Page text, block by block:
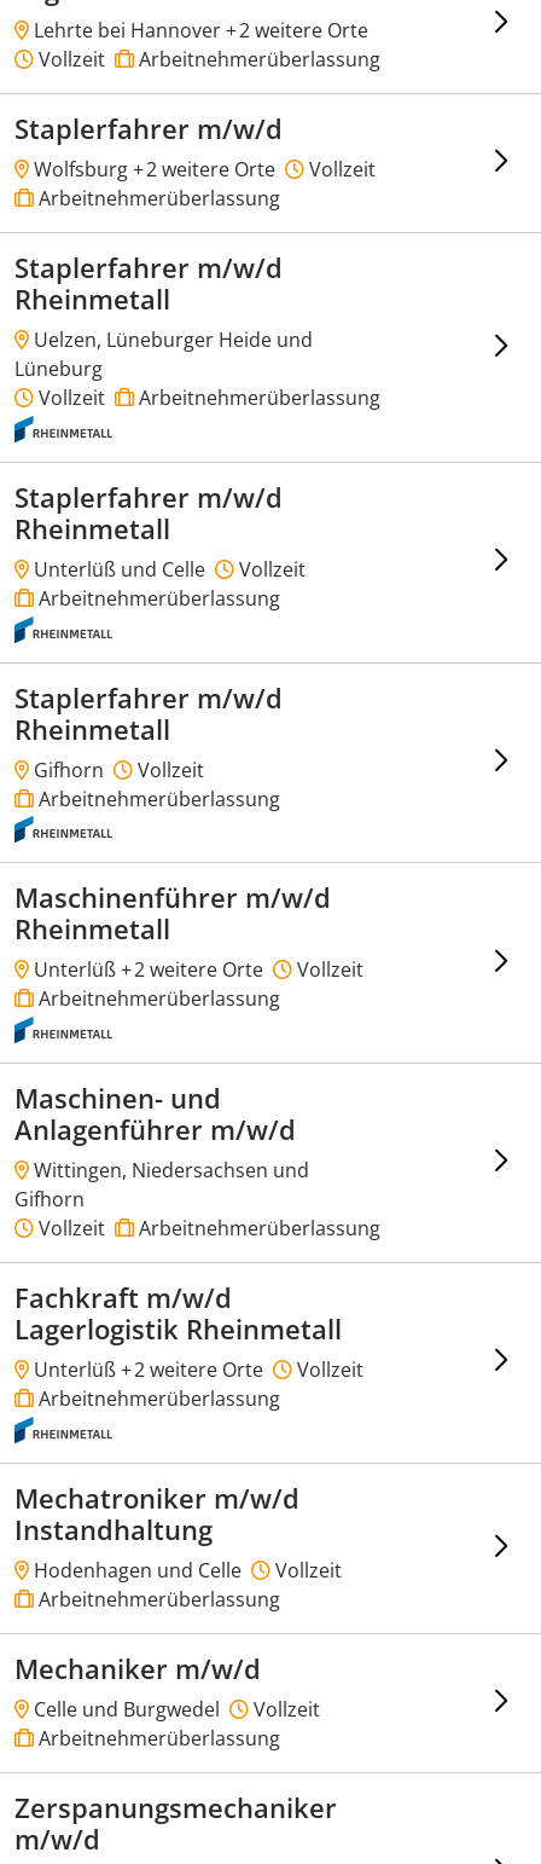
Lehrte bei Hannover +2 weitere Orte
Vollzeit
Arbeitnehmerüberlassung
Staplerfahrer m/w/d
Wolfsburg +2 weitere Orte
Vollzeit
Arbeitnehmerüberlassung
Staplerfahrer m/w/d
Rheinmetall
Uelzen, Lüneburger Heide und
Lüneburg
Vollzeit
Arbeitnehmerüberlassung
Staplerfahrer m/w/d
Rheinmetall
Unterlüß und Celle
Vollzeit
Arbeitnehmerüberlassung
Staplerfahrer m/w/d
Rheinmetall
Gifhorn
Vollzeit
Arbeitnehmerüberlassung
Maschinenführer m/w/d
Rheinmetall
Unterlüß +2 weitere Orte
Vollzeit
Arbeitnehmerüberlassung
Maschinen- und
Anlagenführer m/w/d
Wittingen, Niedersachsen und
Gifhorn
Vollzeit
Arbeitnehmerüberlassung
Fachkraft m/w/d
Lagerlogistik Rheinmetall
Unterlüß +2 weitere Orte
Vollzeit
Arbeitnehmerüberlassung
Mechatroniker m/w/d
Instandhaltung
Hodenhagen und Celle
Vollzeit
Arbeitnehmerüberlassung
Mechaniker m/w/d
Celle und Burgwedel
Vollzeit
Arbeitnehmerüberlassung
Zerspanungsmechaniker
m/w/d